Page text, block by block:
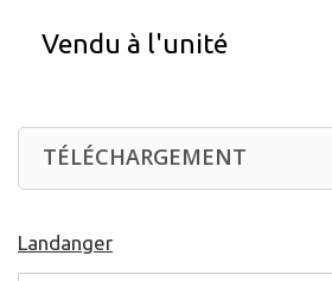
Vendu à l'unité
TÉLÉCHARGEMENT
Landanger